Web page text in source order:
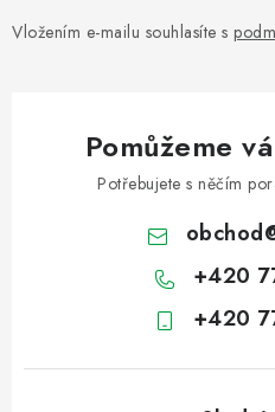
Vložením e-mailu souhlasíte s
Pomůžeme
Potřebujete s něčím
obchod
+420
+420